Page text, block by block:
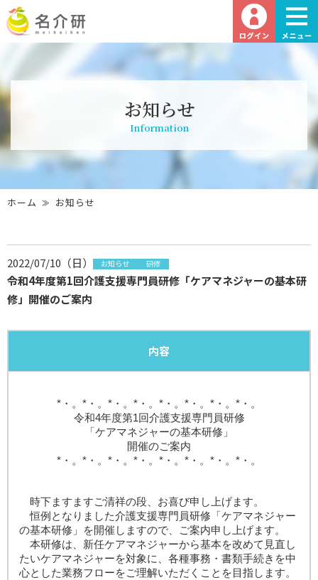
お知らせ
Information
ホーム お知らせ
2022/07/10（日） お知らせ 研修
令和4年度第1回介護支援専門員研修「ケアマネジャーの基本研
修」開催のご案内
内容
*・。*・。*・。*・。*・。*・。*・。*・。
令和4年度第1回介護支援専門員研修
「ケアマネジャーの基本研修」
開催のご案内
*・。*・。*・。*・。*・。*・。*・。*・。
時下ますますご清祥の段、お喜び申し上げます。
恒例となりました介護支援専門員研修「ケアマネジャー
の基本研修」を開催しますので、ご案内申し上げます。
本研修は、新任ケアマネジャーから基本を改めて見直し
たいケアマネジャーを対象に、各種事務・書類手続きを中
心とした業務フローをご理解いただくことを目指します。